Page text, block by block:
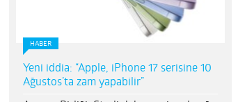
HABER
Yeni iddia: “Apple, iPhone 17 serisine 10
Ağustos’ta zam yapabilir”